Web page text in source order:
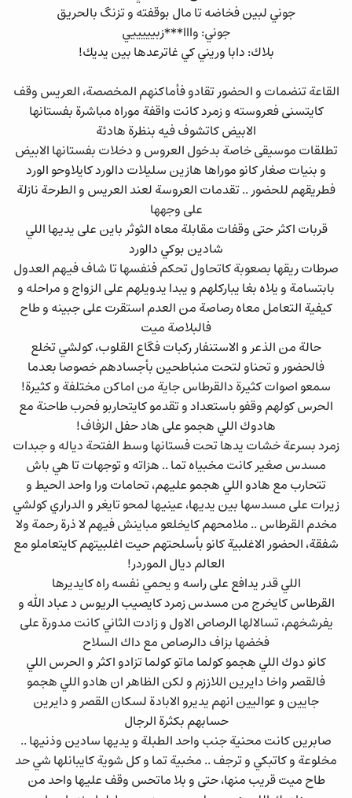
جوني لبين فخاضه تا مال بوقفته و تزنگ بالحريق
جوني: وااا***زبيييييي
بلاك: دابا وريني كي غاترعدها بين يديك!
القاعة تنضمات و الحضور تقادو فأماكنهم المخصصة، العريس وقف
كايتسنى فعروسته و زمرد كانت واقفة موراه مباشرة بفستانها
الابيض كاتشوف فيه بنظرة هادئة
تطلقات موسيقى خاصة بدخول العروس و دخلات بفستانها الابيض
و بنيات صغار كانو موراها هازين سليلات دالورد كايلاوحو الورد
فطريقهم للحضور .. تقدمات العروسة لعند العريس و الطرحة نازلة
على وجهها
قربات اكثر حتى وقفات مقابلة معاه الثوثر باين على يديها اللي
شادين بوكي دالورد
صرطات ريقها بصعوبة كاتحاول تحكم فنفسها تا شاف فيهم العدول
بابتسامة و يلاه بغا يباركلهم و يبدا يدويلهم على الزواج و مراحله و
كيفية التعامل معاه رصاصة من العدم استقرت على جبينه و طاح
فالبلاصة ميت
حالة من الذعر و الاستنفار ركبات فگاع القلوب، كولشي تخلع
فالحضور و تحناو لتحت منباطحين بأجسادهم خصوصا بعدما
سمعو اصوات كثيرة دالقرطاس جاية من اماكن مختلفة و كثيرة!
الحرس كولهم وقفو باستعداد و تقدمو كايتحاربو فحرب طاحنة مع
هادوك اللي هجمو على هاد حفل الزفاف!
زمرد بسرعة خشات يدها تحت فستانها وسط الفتحة دياله و جبدات
مسدس صغير كانت مخبياه تما .. هزاته و توجهات تا هي باش
تتحارب مع هادو اللي هجمو عليهم، تحامات ورا واحد الحيط و
زيرات على مسدسها بين يديها، عينيها لمحو تايغر و الدراري كولشي
مخدم القرطاس .. ملامحهم كايخلعو مباينش فيهم لا ذرة رحمة ولا
شفقة، الحضور الاغلبية كانو بأسلحتهم حيت اغلبيتهم كايتعاملو مع
العالم ديال الموردر!
اللي قدر يدافع على راسه و يحمي نفسه راه كايديرها
القرطاس كايخرج من مسدس زمرد كايصيب الريوس د عباد الله و
يفرشخهم، تسالالها الرصاص الاول و زادت الثاني كانت مدورة على
فخضها بزاف دالرصاص مع داك السلاح
كانو دوك اللي هجمو كولما ماتو كولما تزادو اكثر و الحرس اللي
فالقصر واخا دايرين اللاززم و لكن الظاهر ان هادو اللي هجمو
جايين و عواليين انهم يديرو الابادة لسكان القصر و دايرين
حسابهم بكثرة الرجال
صابرين كانت محنية جنب واحد الطبلة و يديها سادين وذنيها ..
مخلوعة و كاتبكي و ترجف .. مخبية تما و كل شوية كايبانلها شي حد
طاح ميت قريب منها، حتى و بلا ماتحس وقف عليها واحد من